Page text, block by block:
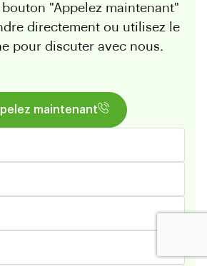
"Appelez maintenant"
directement ou utilisez le
pour discuter avec nous.
maintenant